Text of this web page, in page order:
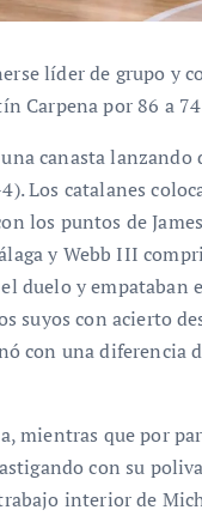
líder de grupo y
Carpena por 86 a
canasta
Los catalanes
los puntos de
y Webb III
duelo y
suyos con acierto
con una diferencia
mientras que por
con su
interior de